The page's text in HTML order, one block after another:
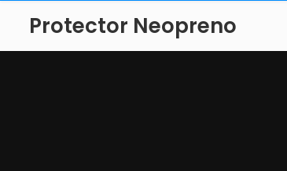
Protector Neopreno